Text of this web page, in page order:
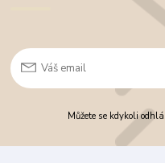
Můžete se kdykoli